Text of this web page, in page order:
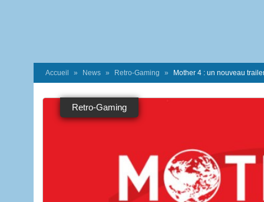
Accueil News Retro-Gaming Mother 4 : un nouveau
Retro-Gaming